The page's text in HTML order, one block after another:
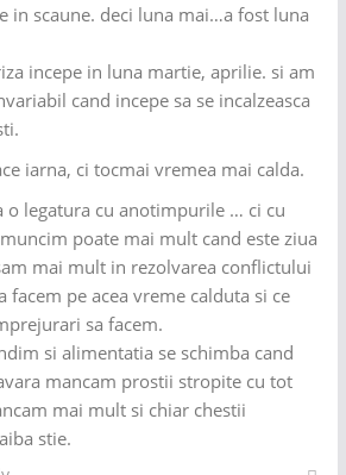
in scaune. deci luna mai…a fost luna
incepe in luna martie, aprilie. si am
cand incepe sa se incalzeasca
iarna, ci tocmai vremea mai calda.
o legatura cu anotimpurile … ci cu
poate mai mult cand este ziua
mai mult in rezolvarea conflictului
facem pe acea vreme calduta si ce
sa facem.
si alimentatia se schimba cand
mancam prostii stropite cu tot
mai mult si chiar chestii
stie.